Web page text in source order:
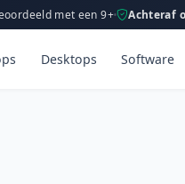
met een 9+ Achteraf
Desktops Software